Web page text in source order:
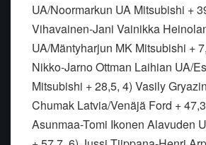
UA/Noormarkun UA Mitsubishi +
Vihavainen-Jani Vainikka
UA/Mäntyharjun MK Mitsubishi +
Nikko-Jarno Ottman Laihian UA/
Mitsubishi + 28,5, 4) Vasily
Chumak Latvia/Venäjä Ford +
Asunmaa-Tomi Ikonen Alavuden